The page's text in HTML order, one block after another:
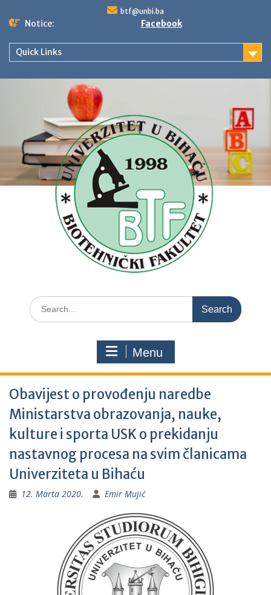
btf@unbi.ba
Notice: Facebook
Quick Links
Search
for:
Menu
Obavijest o provođenju naredbe
Ministarstva obrazovanja, nauke,
kulture i sporta USK o prekidanju
nastavnog procesa na svim članicama
Univerziteta u Bihaću
12. Marta 2020. Emir Mujić